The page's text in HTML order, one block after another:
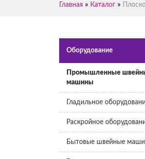
Главная » Каталог »
Оборудование
Промышленные
машины
Гладильное
Раскройное
Бытовые швейные